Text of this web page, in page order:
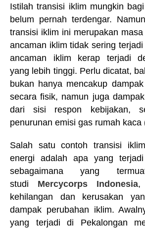
Istilah transisi iklim mungkin
belum pernah terdengar.
transisi iklim ini merupakan
ancaman iklim tidak sering
ancaman iklim kerap terjadi
yang lebih tinggi. Perlu dicatat,
bukan hanya mencakup
secara fisik, namun juga
dari sisi respon kebijakan,
penurunan emisi gas rumah kaca
Salah satu contoh transisi
energi adalah apa yang
sebagaimana yang
studi Mercycorps Indonesia,
kehilangan dan kerusakan
dampak perubahan iklim.
yang terjadi di Pekalongan